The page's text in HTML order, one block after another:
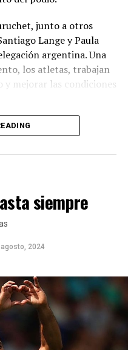
junto a otros
Lange y Paula
argentina. Una
los atletas, trabajan
mejorar las condiciones
–
o
siempre
2024